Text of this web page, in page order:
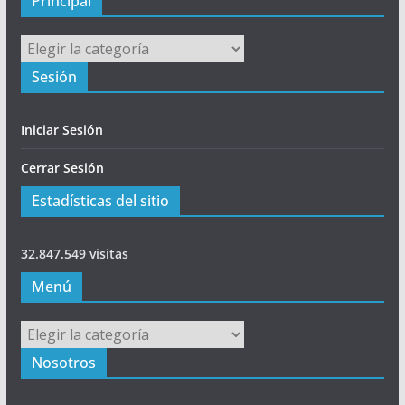
Principal
Sesión
Iniciar Sesión
Cerrar Sesión
Estadísticas del sitio
32.847.549 visitas
Menú
Menú
Nosotros